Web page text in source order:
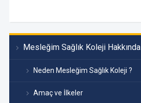
Mesleğim Sağlık Koleji Hakkında
Neden Mesleğim Sağlık Koleji ?
Amaç ve İlkeler